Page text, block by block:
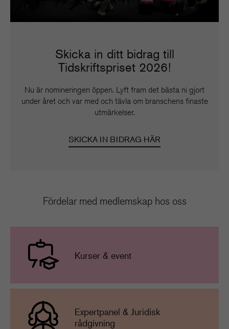
Skicka in ditt bidrag till
Tidskriftspriset 2026!
Nu är nomineringen öppen. Lyft fram det bästa ni gjort
under året och var med och tävla om branschens finaste
utmärkelser.
SKICKA IN BIDRAG HÄR
Fördelar med medlemskap hos oss
Kurser & event
Expertpanel & Juridisk
rådgivning